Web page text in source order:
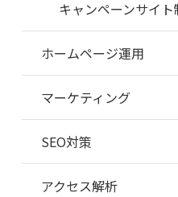
キャンペーンサイ
ホームページ運用
マーケティング
SEO対策
アクセス解析